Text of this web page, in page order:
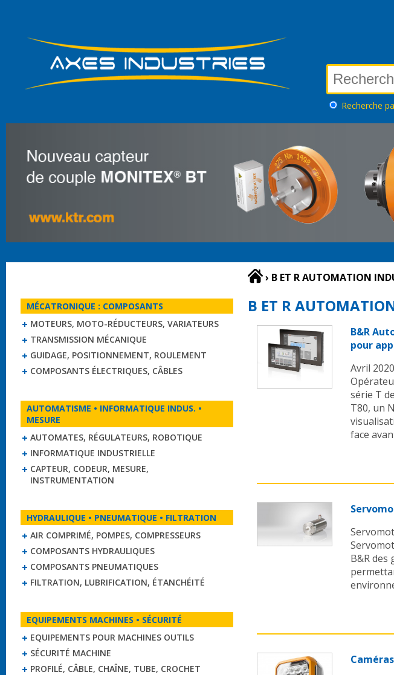
Recherche
MÉCATRONIQUE : COMPOSANTS
MOTEURS, MOTO-RÉDUCTEURS, VARIATEURS
TRANSMISSION MÉCANIQUE
GUIDAGE, POSITIONNEMENT, ROULEMENT
COMPOSANTS ÉLECTRIQUES, CÂBLES
AUTOMATISME • INFORMATIQUE INDUS. •
MESURE
AUTOMATES, RÉGULATEURS, ROBOTIQUE
INFORMATIQUE INDUSTRIELLE
CAPTEUR, CODEUR, MESURE,
INSTRUMENTATION
HYDRAULIQUE • PNEUMATIQUE • FILTRATION
AIR COMPRIMÉ, POMPES, COMPRESSEURS
COMPOSANTS HYDRAULIQUES
COMPOSANTS PNEUMATIQUES
FILTRATION, LUBRIFICATION, ÉTANCHÉITÉ
EQUIPEMENTS MACHINES • SÉCURITÉ
EQUIPEMENTS POUR MACHINES OUTILS
SÉCURITÉ MACHINE
PROFILÉ, CÂBLE, CHAÎNE, TUBE, CROCHET
› B ET R AUTOMATION
B ET R
B&R
pour
Avril
série T
T80, un
face
B&R des